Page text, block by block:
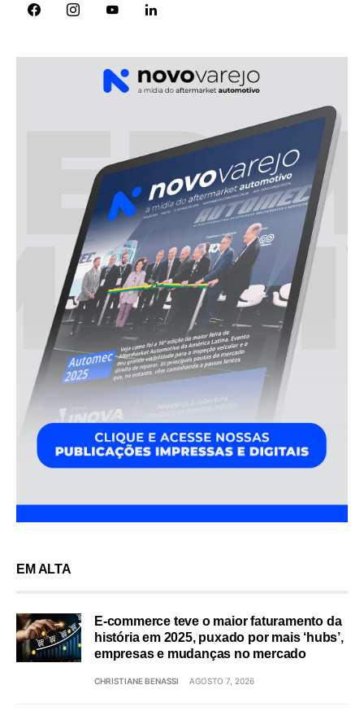
EM ALTA
E-commerce teve o maior faturamento da
história em 2025, puxado por mais ‘hubs’,
empresas e mudanças no mercado
CHRISTIANE BENASSI AGOSTO 7, 2026